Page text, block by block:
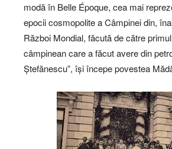
modă în Belle Époque, cea mai
epocii cosmopolite a Câmpinei din,
Război Mondial, făcută de către
câmpinean care a făcut avere din
Ștefănescu”, își începe povestea